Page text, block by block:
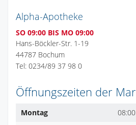
Alpha-Apotheke
SO 09:00 BIS MO 09:00
Hans-Böckler-Str. 1-19
44787 Bochum
Tel: 0234/89 37 98 0
Öffnungszeiten der
Montag